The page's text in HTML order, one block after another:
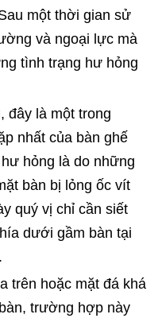
một thời gian sử
và ngoại lực mà
tình trạng hư hỏng
đây là một trong
nhất của bàn ghế
hỏng là do những
bàn bị lỏng ốc vít
quý vị chỉ cần siết
dưới gầm bàn tại
trên hoặc mặt đá khá
trường hợp này